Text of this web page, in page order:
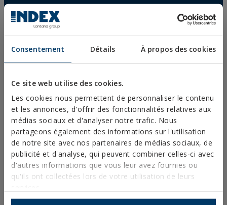
Consentement Détails À propos des cookies
Ce site web utilise des cookies.
Les cookies nous permettent de personnaliser le contenu
et les annonces, d'offrir des fonctionnalités relatives aux
médias sociaux et d'analyser notre trafic. Nous
partageons également des informations sur l'utilisation
de notre site avec nos partenaires de médias sociaux, de
publicité et d'analyse, qui peuvent combiner celles-ci avec
d'autres informations que vous leur avez fournies ou
qu'ils ont collectées lors de votre utilisation de leurs
COLLIERS PLASTIQUES
SYSTÈMES D’INSTALLATION ET FIXATIONS POUR
PANNEAUX SOLAIRES
TIGE FILETÉE ET ACCESSOIRES DE FIXATION
FIXATIONS POUR SANITAIRES ET CLIMATISATION
DIY
CATALOGUE EN LIGNE
ACCÈS AUX TÉLÉCHARGEMENTS
NOUVEAUTÉS ET PRODUITS EN VEDETTE